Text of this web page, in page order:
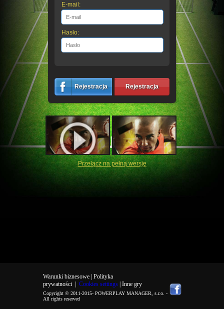
E-mail:
Hasło:
Rejestracja Rejestracja
Przełącz na pełną wersję
Warunki biznesowe | Polityka
prywatności| Cookies settings | Inne gry
Copyright © 2011-2015- POWERPLAY MANAGER, s.r.o. -
All rights reserved